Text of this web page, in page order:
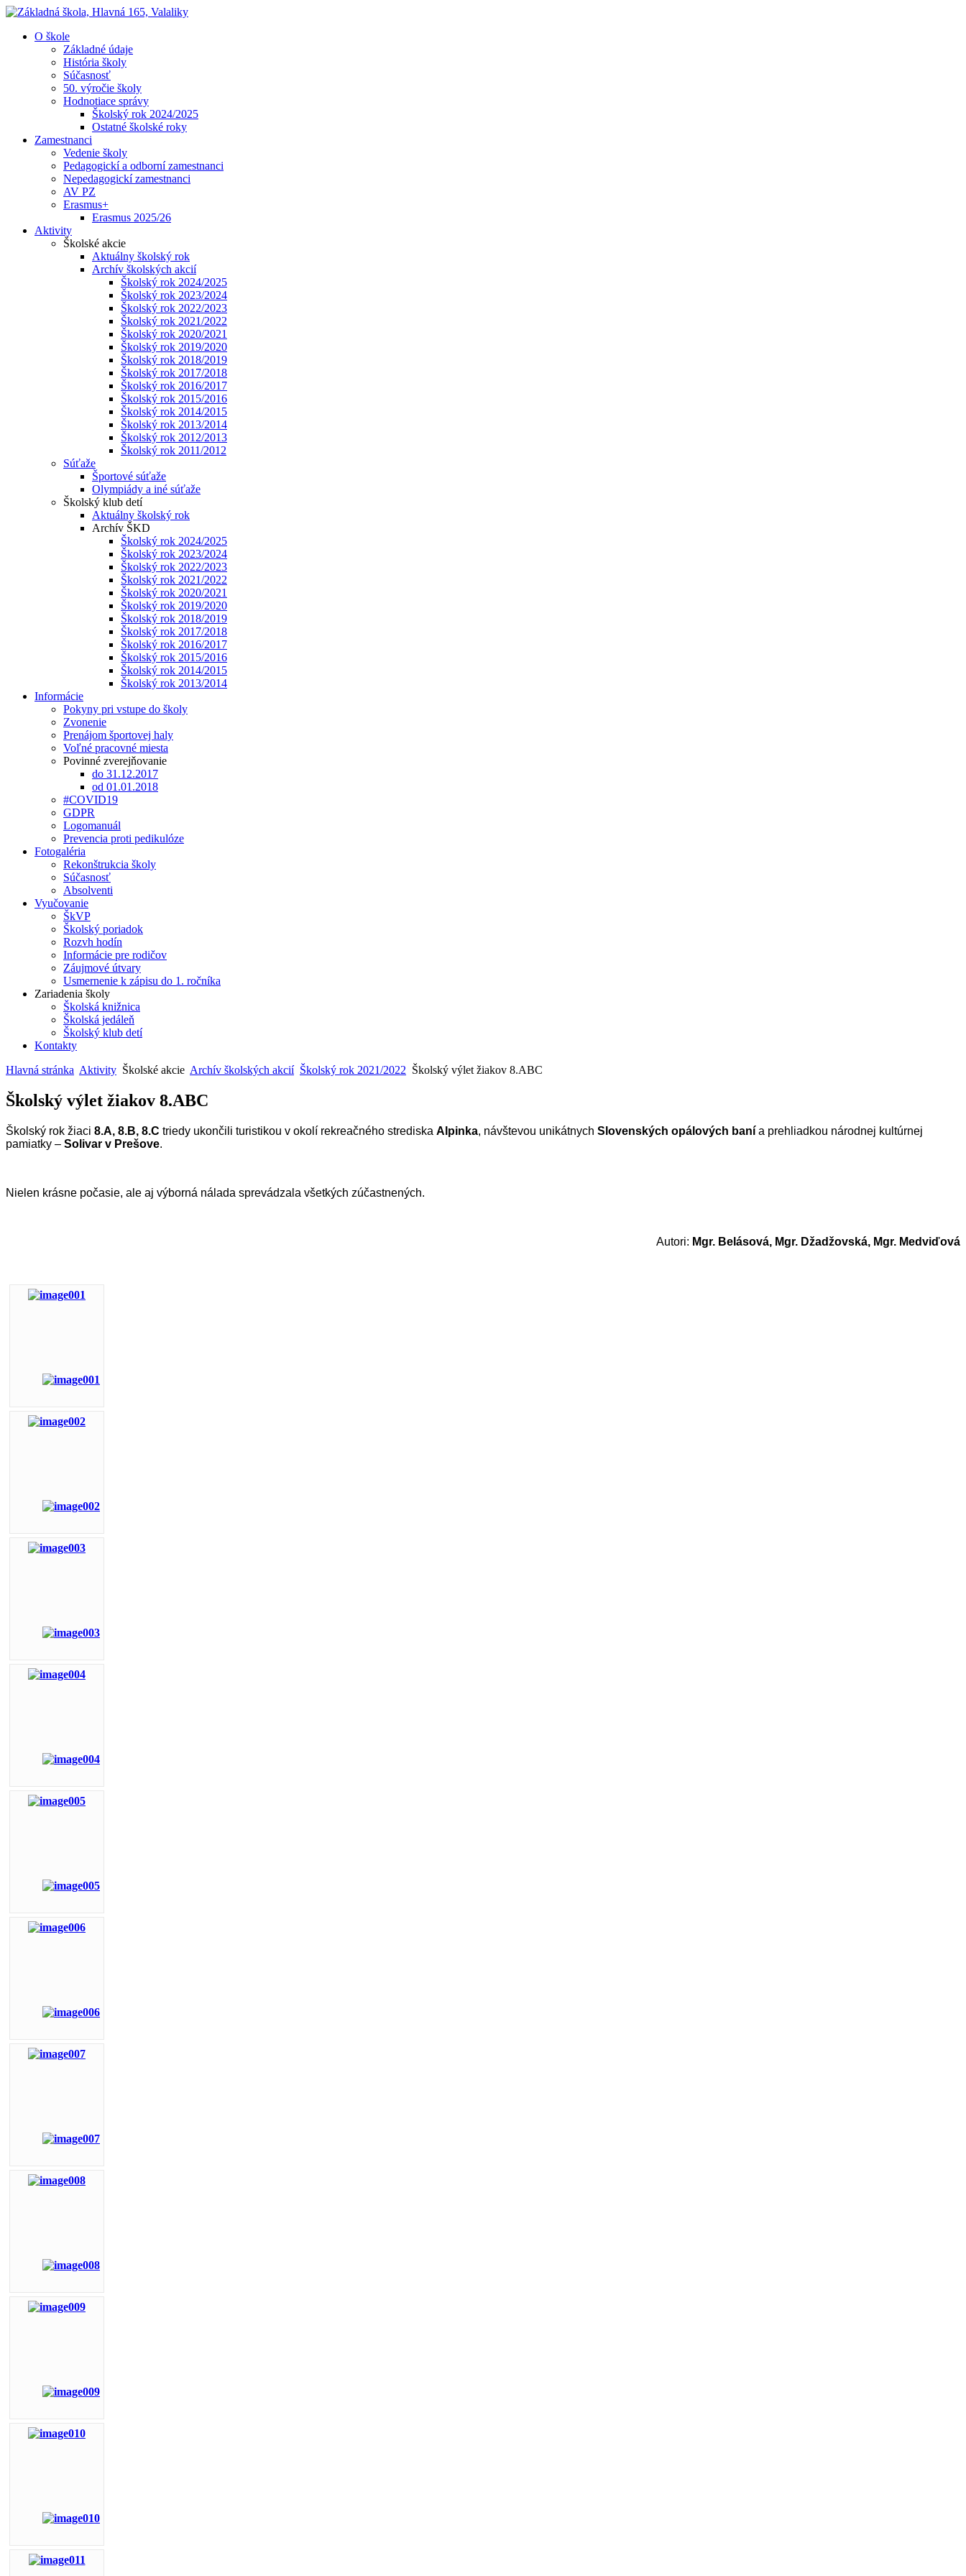
O škole
Základné údaje
História školy
Súčasnosť
50. výročie školy
Hodnotiace správy
Školský rok 2024/2025
Ostatné školské roky
Zamestnanci
Vedenie školy
Pedagogickí a odborní zamestnanci
Nepedagogickí zamestnanci
AV PZ
Erasmus+
Erasmus 2025/26
Aktivity
Školské akcie
Aktuálny školský rok
Archív školských akcií
Školský rok 2024/2025
Školský rok 2023/2024
Školský rok 2022/2023
Školský rok 2021/2022
Školský rok 2020/2021
Školský rok 2019/2020
Školský rok 2018/2019
Školský rok 2017/2018
Školský rok 2016/2017
Školský rok 2015/2016
Školský rok 2014/2015
Školský rok 2013/2014
Školský rok 2012/2013
Školský rok 2011/2012
Súťaže
Športové súťaže
Olympiády a iné súťaže
Školský klub detí
Aktuálny školský rok
Archív ŠKD
Školský rok 2024/2025
Školský rok 2023/2024
Školský rok 2022/2023
Školský rok 2021/2022
Školský rok 2020/2021
Školský rok 2019/2020
Školský rok 2018/2019
Školský rok 2017/2018
Školský rok 2016/2017
Školský rok 2015/2016
Školský rok 2014/2015
Školský rok 2013/2014
Informácie
Pokyny pri vstupe do školy
Zvonenie
Prenájom športovej haly
Voľné pracovné miesta
Povinné zverejňovanie
do 31.12.2017
od 01.01.2018
#COVID19
GDPR
Logomanuál
Prevencia proti pedikulóze
Fotogaléria
Rekonštrukcia školy
Súčasnosť
Absolventi
Vyučovanie
ŠkVP
Školský poriadok
Rozvh hodín
Informácie pre rodičov
Záujmové útvary
Usmernenie k zápisu do 1. ročníka
Zariadenia školy
Školská knižnica
Školská jedáleň
Školský klub detí
Kontakty
Hlavná stránka Aktivity Školské akcie Archív školských akcií Školský rok 2021/2022 Školský výlet žiakov 8.ABC
Školský výlet žiakov 8.ABC
Školský rok žiaci 8.A, 8.B, 8.C triedy ukončili turistikou v okolí rekreačného strediska Alpinka, návštevou unikátnych Slovenských opálových baní a prehliadkou národnej kultúrnej
pamiatky – Solivar v Prešove.
Nielen krásne počasie, ale aj výborná nálada sprevádzala všetkých zúčastnených.
Autori: Mgr. Belásová, Mgr. Džadžovská, Mgr. Medviďová